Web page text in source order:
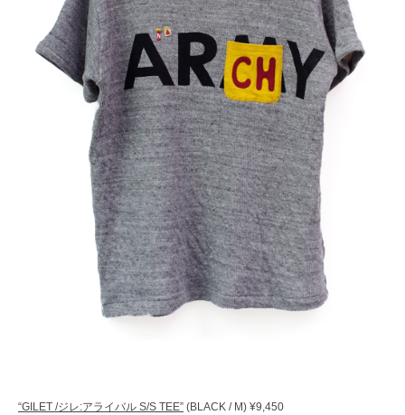
“GILET /ジレ:アライバル S/S TEE” (BLACK / M) ¥9,450